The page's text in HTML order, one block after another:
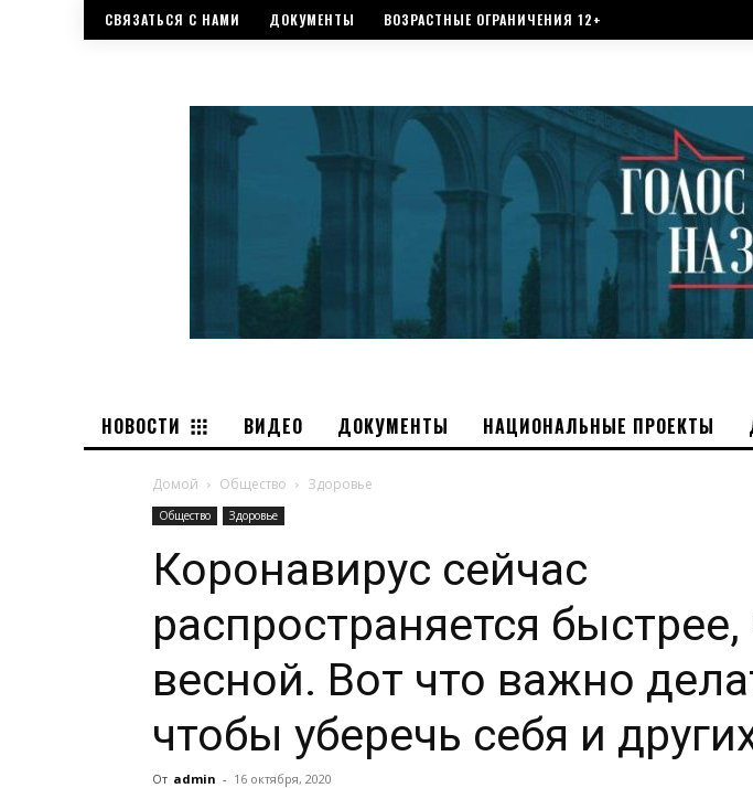
СВЯЗАТЬСЯ С НАМИ ДОКУМЕНТЫ ВОЗРАСТНЫЕ ОГРАНИЧЕНИЯ 12+
НОВОСТИ ВИДЕО ДОКУМЕНТЫ НАЦИОНАЛЬНЫЕ ПРОЕКТЫ
Домой Общество Здоровье
Общество Здоровье
Коронавирус сейчас
распространяется
весной. Вот что важно
чтобы уберечь себя и​
От admin - 16 октября, 2020